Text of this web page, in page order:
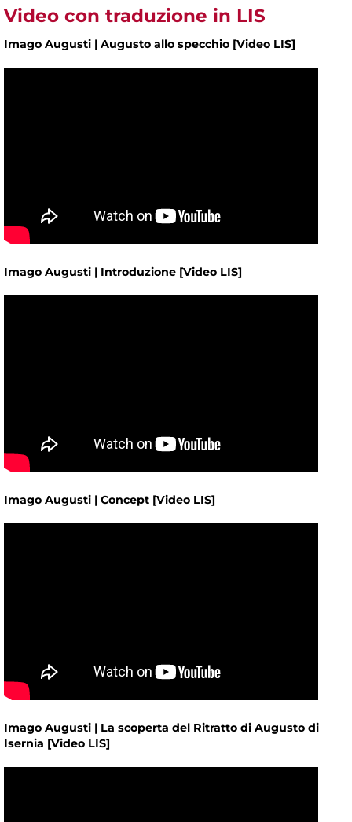
Video con traduzione in LIS
Imago Augusti | Augusto allo specchio [Video LIS]
Imago Augusti | Introduzione [Video LIS]
Imago Augusti | Concept [Video LIS]
Imago Augusti | La scoperta del Ritratto di Augusto di
Isernia [Video LIS]